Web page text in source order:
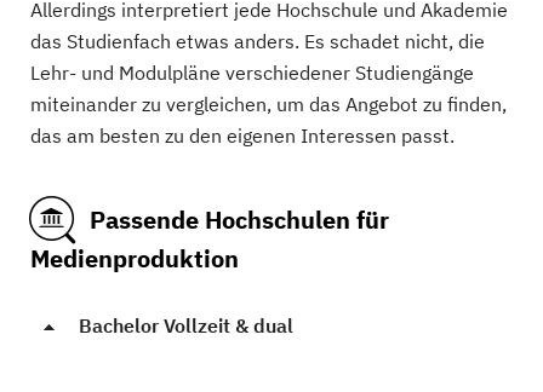
Allerdings interpretiert jede Hochschule und Akademie
das Studienfach etwas anders. Es schadet nicht, die
Lehr- und Modulpläne verschiedener Studiengänge
miteinander zu vergleichen, um das Angebot zu finden,
das am besten zu den eigenen Interessen passt.
Passende Hochschulen für
Medienproduktion
Bachelor Vollzeit & dual